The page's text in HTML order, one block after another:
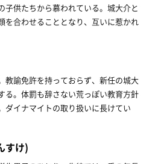
子供たちから慕われている。城大介と
を合わせることとなり、互いに惹かれ
教諭免許を持っておらず、新任の城大
る。体罰も辞さない荒っぽい教育方針
ダイナマイトの取り扱いに長けてい
すけ)